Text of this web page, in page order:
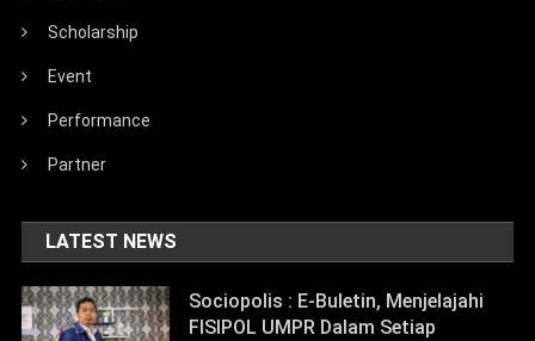
Scholarship
Event
Performance
Partner
LATEST NEWS
Sociopolis : E-Buletin, Menjelajahi
FISIPOL UMPR Dalam Setiap